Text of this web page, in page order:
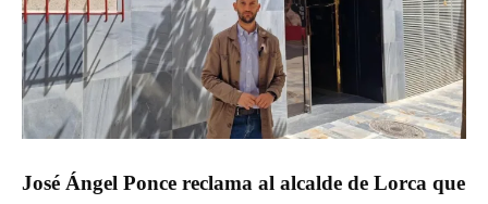
José Ángel Ponce reclama al alcalde de Lorca que